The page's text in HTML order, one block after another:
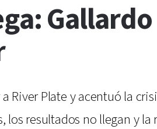
River Plate y acentuó la
resultados no llegan y